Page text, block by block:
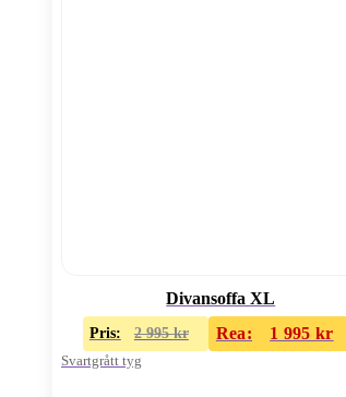
Divansoffa XL
Pris: 2 995kr Rea: 1 995kr
Svartgrått tyg